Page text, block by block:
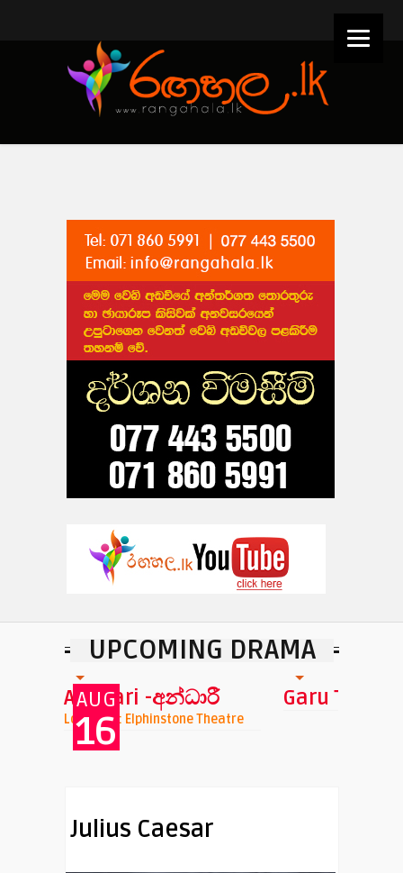
UPCOMING DRAMA
AUG
16
Andhari -අන්ධාරී
Location : Elphinstone Theatre
Garu Tharu
Julius Caesar